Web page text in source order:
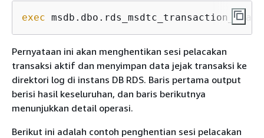
exec
Pernyataan ini akan menghentikan sesi pelacakan
transaksi aktif dan menyimpan data jejak transaksi ke
direktori log di instans DB RDS. Baris pertama output
berisi hasil keseluruhan, dan baris berikutnya
menunjukkan detail operasi.
Berikut ini adalah contoh penghentian sesi pelacakan